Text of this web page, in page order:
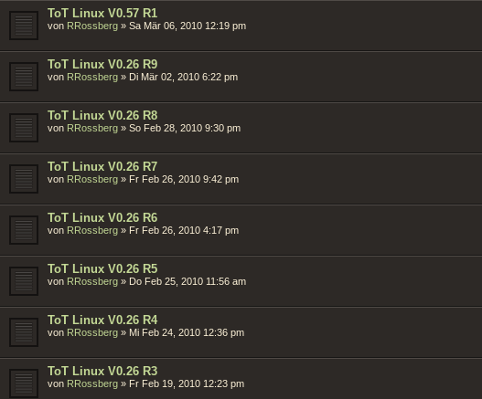
ToT Linux V0.57 R1
von RRossberg » Sa Mär 06, 2010 12:19 pm
ToT Linux V0.26 R9
von RRossberg » Di Mär 02, 2010 6:22 pm
ToT Linux V0.26 R8
von RRossberg » So Feb 28, 2010 9:30 pm
ToT Linux V0.26 R7
von RRossberg » Fr Feb 26, 2010 9:42 pm
ToT Linux V0.26 R6
von RRossberg » Fr Feb 26, 2010 4:17 pm
ToT Linux V0.26 R5
von RRossberg » Do Feb 25, 2010 11:56 am
ToT Linux V0.26 R4
von RRossberg » Mi Feb 24, 2010 12:36 pm
ToT Linux V0.26 R3
von RRossberg » Fr Feb 19, 2010 12:23 pm